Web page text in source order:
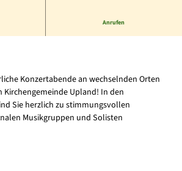
Anrufen
Gerald Berberich (Gitarre) und Claudia
Konzertabende an wechselnden Orten
Kirchengemeinde Upland! In den
Sie herzlich zu stimmungsvollen
Musikgruppen und Solisten